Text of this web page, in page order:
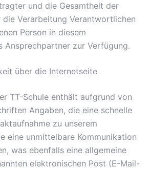
und die Gesamtheit der
Verarbeitung Verantwortlichen
Person in diesem
Ansprechpartner zur Verfügung.
über die Internetseite
TT-Schule enthält aufgrund von
Angaben, die eine schnelle
zu unserem
eine unmittelbare Kommunikation
was ebenfalls eine allgemeine
elektronischen Post (E-Mail-